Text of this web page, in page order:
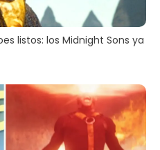
listos: los Midnight Sons ya